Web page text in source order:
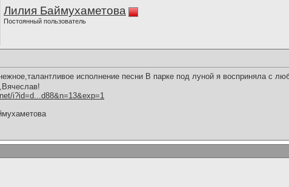
Лилия Баймухаметова
Постоянный пользователь
исполнение песни В парке под луной я восприняла с
i?id=d...d88&n=13&exp=1